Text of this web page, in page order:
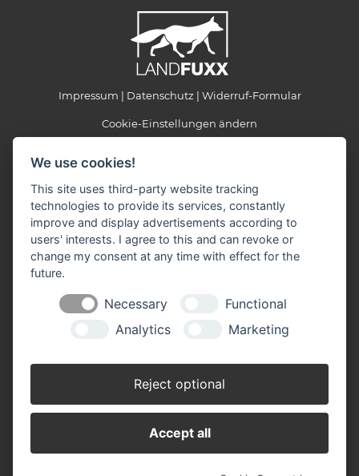
Impressum Datenschutz Widerruf-Formular
Cookie-Einstellungen ändern
LANDFUXX Börjes
Ringstraße 2
48480 Spelle
Telefon: 05977 92115
Telefax: 05977 92116
Montag - Freitag: 9:00 - 18:00 Uhr
Samstag: 9:00 - 13:00 Uhr
Wir sind Partner der:
We use cookies!
This site uses third-party website tracking
technologies to provide its services, constantly
improve and display advertisements according to
users' interests. I agree to this and can revoke or
change my consent at any time with effect for the
future.
Necessary
Functional
Analytics
Marketing
Reject optional
Accept all